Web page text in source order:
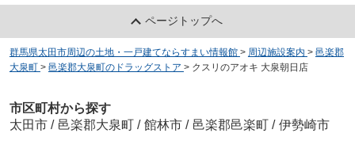
ページトップへ
群馬県太田市周辺の土地・一戸建てならすまい情報館 > 周辺施設案内 > 邑楽郡
大泉町 > 邑楽郡大泉町のドラッグストア > クスリのアオキ 大泉朝日店
市区町村から探す
太田市 / 邑楽郡大泉町 / 館林市 / 邑楽郡邑楽町 / 伊勢崎市